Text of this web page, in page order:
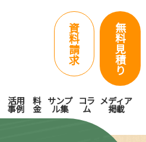
資
料
請
求
無
料
見
積
り
活用
事例
料
金
サンプ
ル集
コラ
ム
メディア
掲載